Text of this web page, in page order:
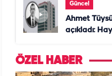
Güncel
Ahmet
açıkladı:
ÖZEL HABER